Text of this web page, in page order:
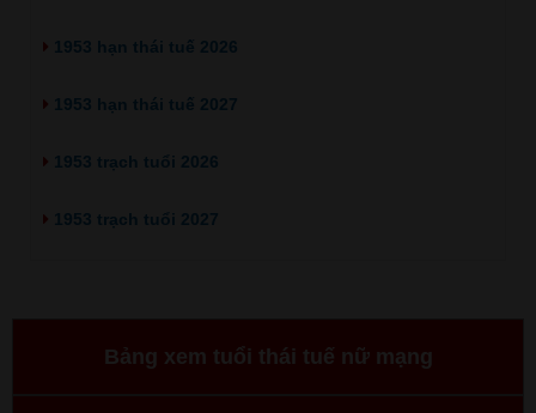
1953 hạn thái tuế 2026
1953 hạn thái tuế 2027
1953 trạch tuổi 2026
1953 trạch tuổi 2027
Bảng xem tuổi thái tuế nữ mạng